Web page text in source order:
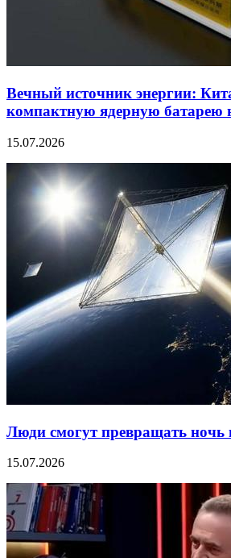
Вечный источник энергии:
компактную ядерную батарею
15.07.2026
Люди смогут превращать ночь
15.07.2026